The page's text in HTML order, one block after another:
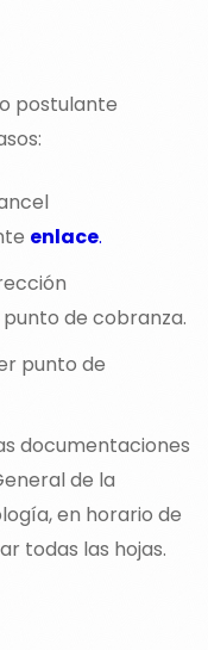
postulante
enlace.
de cobranza.
punto de
documentaciones
de la
en horario de
todas las hojas.